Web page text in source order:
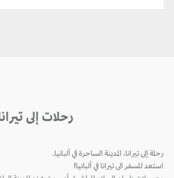
رحلات إلى
رحلة إلى تيرانا، المدينة الساحرة في ألبانيا.
استعد للسفر الى تيرانا في ألبانيا!